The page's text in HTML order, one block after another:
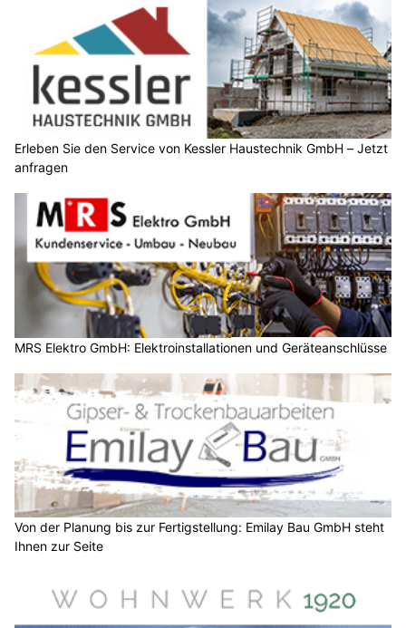
Erleben Sie den Service von Kessler Haustechnik GmbH – Jetzt
anfragen
MRS Elektro GmbH: Elektroinstallationen und Geräteanschlüsse
Von der Planung bis zur Fertigstellung: Emilay Bau GmbH steht
Ihnen zur Seite